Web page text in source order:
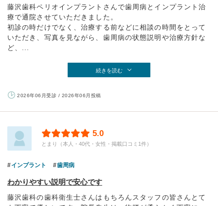
藤沢歯科ペリオインプラントさんで歯周病とインプラント治
療で通院させていただきました。
初診の時だけでなく、治療する前などに相談の時間をとって
いただき、写真を見ながら、歯周病の状態説明や治療方針な
ど、...
続きを読む
2026年06月受診 / 2026年06月投稿
5.0
とまり（本人・40代・女性・掲載口コミ1件）
インプラント 歯周病
わかりやすい説明で安心です
藤沢歯科の歯科衛生士さんはもちろんスタッフの皆さんとて